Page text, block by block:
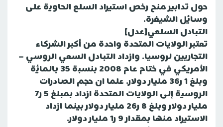
حول تدابير منح رخص استيراد السلع الحاوية على
وسائل الشيفرة.
التبادل السلعي[عدل]
تعتبر الولايات المتحدة واحدة من أكبر الشركاء
التجاريين لروسيا. وازداد التبادل السعي الروسي –
الأمريكي في ختام عام 2008 بنسبة 35 بالمائة
وبلغ 1 ر36 مليار دولار. علما ان حجم الصادرات
الروسية إلى الولايات المتحدة ازداد بمبلغ 5 ر7
مليار دولار وبلغ 8 ر26 مليار دولار بينما ازداد
الاستيراد منها بمقدار 9 ر1 مليار دولار.